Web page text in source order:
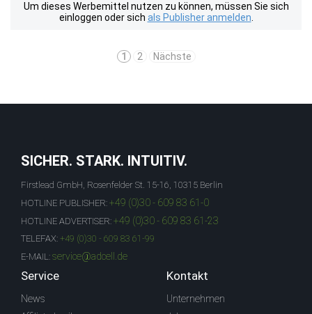
Um dieses Werbemittel nutzen zu können, müssen Sie sich
einloggen oder sich als Publisher anmelden
1 2 Nächste
SICHER. STARK. INTUITIV.
Firstlead GmbH, Rosenfelder St. 15-16, 10315 Berlin
HOTLINE PUBLISHER: +49 (0)30 - 609 83 61-0
HOTLINE ADVERTISER: +49 (0)30 - 609 83 61-23
TELEFAX: +49 (0)30 - 609 83 61-99
E-MAIL: service@adcell.de
Service
News
Kontakt
Unternehmen